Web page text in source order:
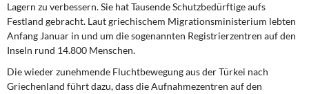
Lagern zu verbessern. Sie hat Tausende Schutzbedürftige aufs
Festland gebracht. Laut griechischem Migrationsministerium lebten
Anfang Januar in und um die sogenannten Registrierzentren auf den
Inseln rund 14.800 Menschen.
Die wieder zunehmende Fluchtbewegung aus der Türkei nach
Griechenland führt dazu, dass die Aufnahmezentren auf den